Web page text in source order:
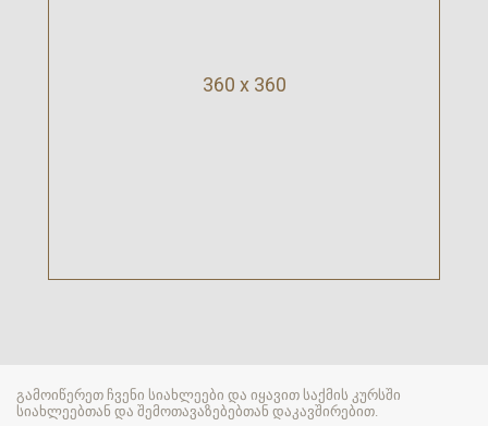
360 x 360
გამოიწერეთ ჩვენი სიახლეები და იყავით საქმის კურსში
სიახლეებთან და შემოთავაზებებთან დაკავშირებით.